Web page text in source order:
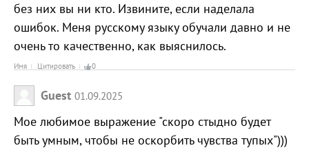
без них вы ни кто. Извините, если наделала
ошибок. Меня русскому языку обучали давно и не
очень то качественно, как выяснилось.
Имя Цитировать 0
Guest 01.09.2025
Мое любимое выражение "скоро стыдно будет
быть умным, чтобы не оскорбить чувства тупых")))